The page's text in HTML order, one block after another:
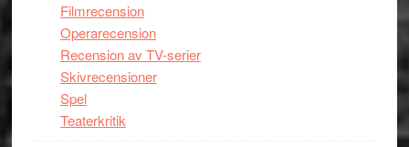
Filmrecension
Operarecension
Recension av TV-serier
Skivrecensioner
Spel
Teaterkritik